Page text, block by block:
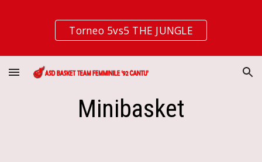
Skip to main content Skip to navigation
Torneo 5vs5 THE JUNGLE
Minibasket